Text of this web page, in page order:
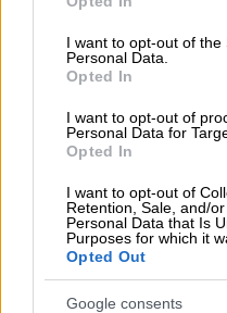
use your data for below
consent section.
I want to opt-out of the
Personal Data.
Opted In
I want to opt-out of
Personal Data for
Opted In
I want to opt-out of
Retention, Sale, and/
Personal Data that Is
Purposes for which it
Opted Out
Google consents
οικογένεια»
Υγειονομικής
Θράκης,Δημήτρης